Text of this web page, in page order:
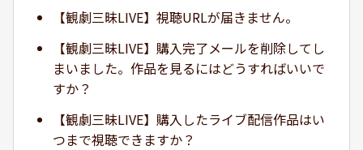
【観劇三昧LIVE】視聴URLが届きません。
【観劇三昧LIVE】購入完了メールを削除してし
まいました。作品を見るにはどうすればいいで
すか？
【観劇三昧LIVE】購入したライブ配信作品はい
つまで視聴できますか？